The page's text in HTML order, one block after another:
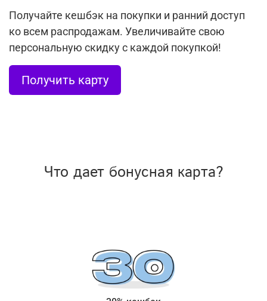
Получайте кешбэк на покупки и ранний доступ
ко всем распродажам. Увеличивайте свою
персональную скидку с каждой покупкой!
Получить карту
Что дает бонусная карта?